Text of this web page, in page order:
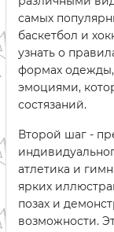
самых
баскетбол и
узнать о
формах одежды,
эмоциями,
состязаний.
Второй шаг -
атлетика и
ярких
позах и
возможности.